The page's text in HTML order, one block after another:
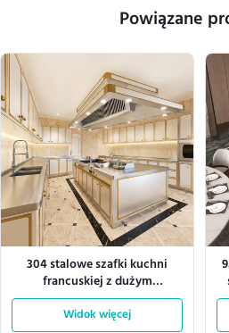
Powiązane
304 stalowe szafki kuchni
francuskiej z dużym
magazynem
Widok więcej